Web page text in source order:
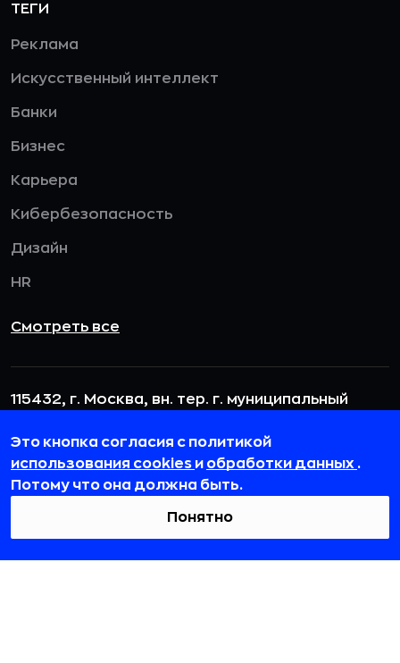
ТЕГИ
Реклама
Искусственный интеллект
Банки
Бизнес
Карьера
Кибербезопасность
Дизайн
HR
Смотреть все
115432, г. Москва, вн. тер. г. муниципальный
Это кнопка согласия с политикой
использования cookies и обработки данных .
Потому что она должна быть.
Понятно